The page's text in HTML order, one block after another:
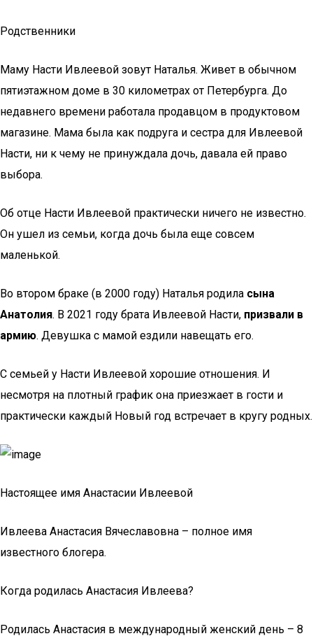
Родственники
Маму Насти Ивлеевой зовут Наталья. Живет в обычном
пятиэтажном доме в 30 километрах от Петербурга. До
недавнего времени работала продавцом в продуктовом
магазине. Мама была как подруга и сестра для Ивлеевой
Насти, ни к чему не принуждала дочь, давала ей право
выбора.
Об отце Насти Ивлеевой практически ничего не известно.
Он ушел из семьи, когда дочь была еще совсем
маленькой.
Во втором браке (в 2000 году) Наталья родила сына
Анатолия. В 2021 году брата Ивлеевой Насти, призвали в
армию. Девушка с мамой ездили навещать его.
С семьей у Насти Ивлеевой хорошие отношения. И
несмотря на плотный график она приезжает в гости и
практически каждый Новый год встречает в кругу родных.
Настоящее имя Анастасии Ивлеевой
Ивлеева Анастасия Вячеславовна – полное имя
известного блогера.
Когда родилась Анастасия Ивлеева?
Родилась Анастасия в международный женский день – 8